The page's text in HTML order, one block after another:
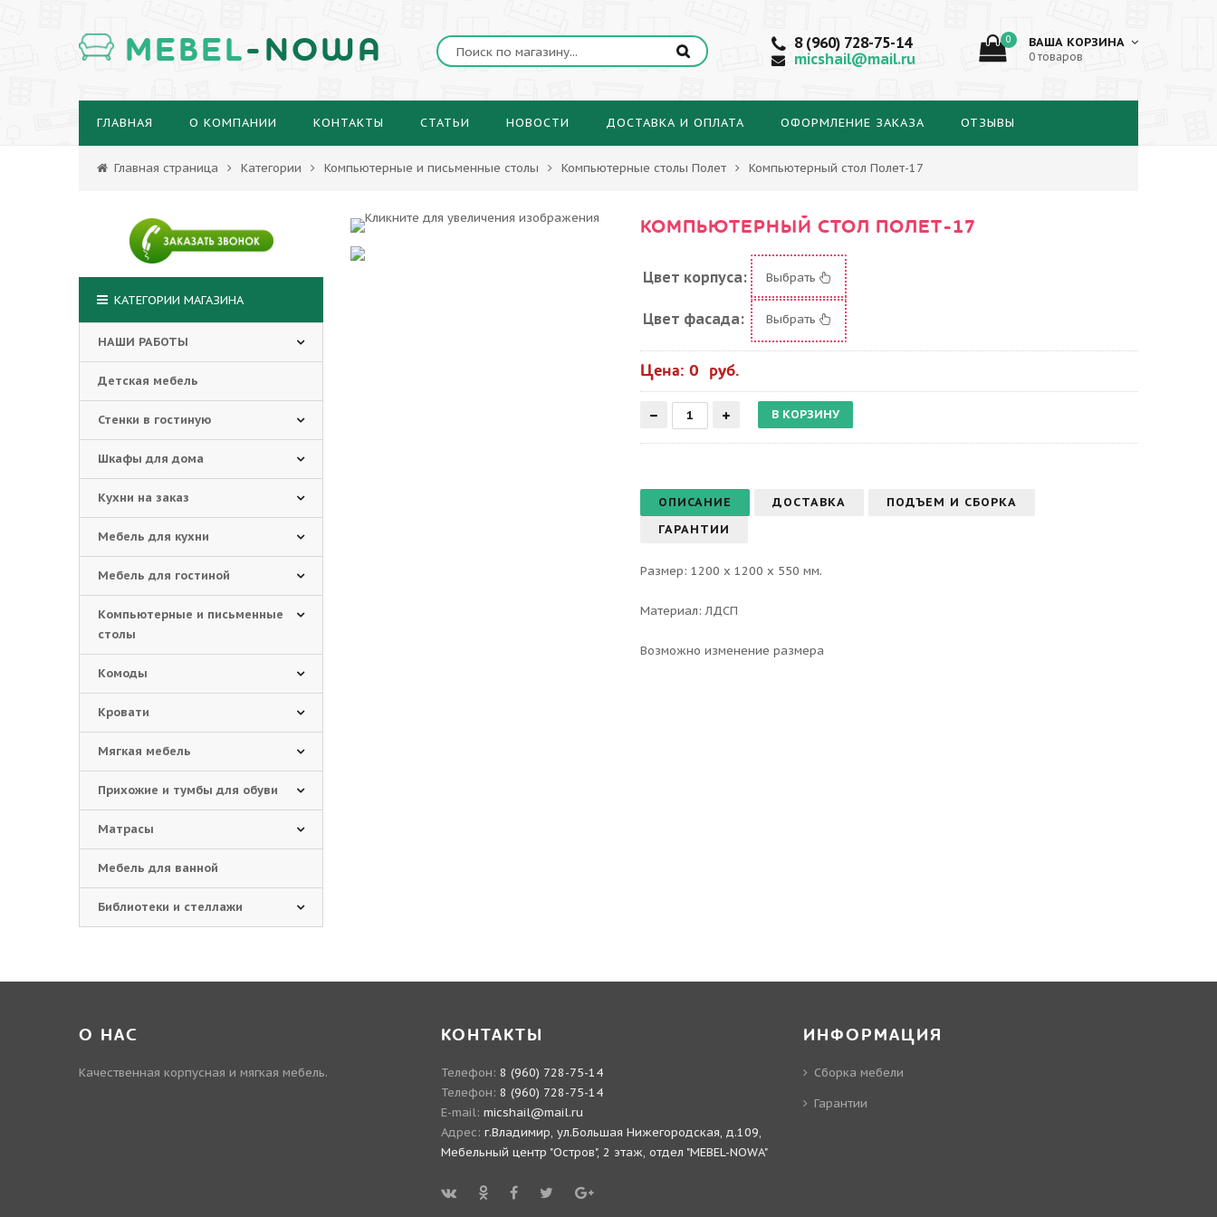
MEBEL-NOWA
8 (960) 728-75-14
micshail@mail.ru
0 ВАША КОРЗИНА
0 товаров
ГЛАВНАЯ О КОМПАНИИ КОНТАКТЫ СТАТЬИ НОВОСТИ ДОСТАВКА И ОПЛАТА ОФОРМЛЕНИЕ ЗАКАЗА ОТЗЫВЫ
Главная страница Категории Компьютерные и письменные столы Компьютерные столы Полет Компьютерный стол Полет-17
КОМПЬЮТЕРНЫЙ СТОЛ ПОЛЕТ-17
Цвет корпуса: Выбрать
Цвет фасада: Выбрать
Цена: 0 руб.
ОПИСАНИЕ ДОСТАВКА
ПОДЪЕМ И СБОРКА
ГАРАНТИИ
Размер: 1200 х 1200 х 550 мм.
Материал: ЛДСП
Возможно изменение размера
КАТЕГОРИИ МАГАЗИНА
НАШИ РАБОТЫ
Детская мебель
Стенки в гостиную
Шкафы для дома
Кухни на заказ
Мебель для кухни
Мебель для гостиной
Компьютерные и письменные
столы
Комоды
Кровати
Мягкая мебель
Прихожие и тумбы для обуви
Матрасы
Мебель для ванной
Библиотеки и стеллажи
О НАС
Качественная корпусная и мягкая мебель.
КОНТАКТЫ
Телефон: 8 (960) 728-75-14
Телефон: 8 (960) 728-75-14
E-mail: micshail@mail.ru
Адрес: г.Владимир, ул.Большая Нижегородская, д.109,
Мебельный центр "Остров", 2 этаж, отдел "MEBEL-NOWA"
ИНФОРМАЦИЯ
Сборка мебели
Гарантии